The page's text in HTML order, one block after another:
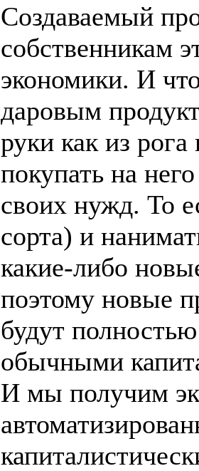
Создаваемый
собственникам
экономики. И
даровым
руки как из
покупать на
своих нужд. То
сорта) и
какие-либо
поэтому новые
будут
обычными
И мы получим